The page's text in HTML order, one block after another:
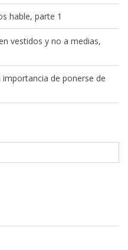
hable, parte 1
vestidos y no a medias,
importancia de ponerse de